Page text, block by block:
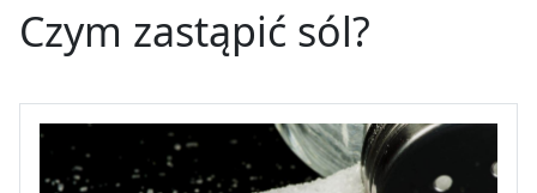
Czym zastąpić sól?